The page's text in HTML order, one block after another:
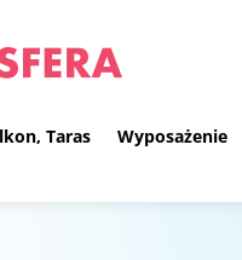
Taras Wyposażenie